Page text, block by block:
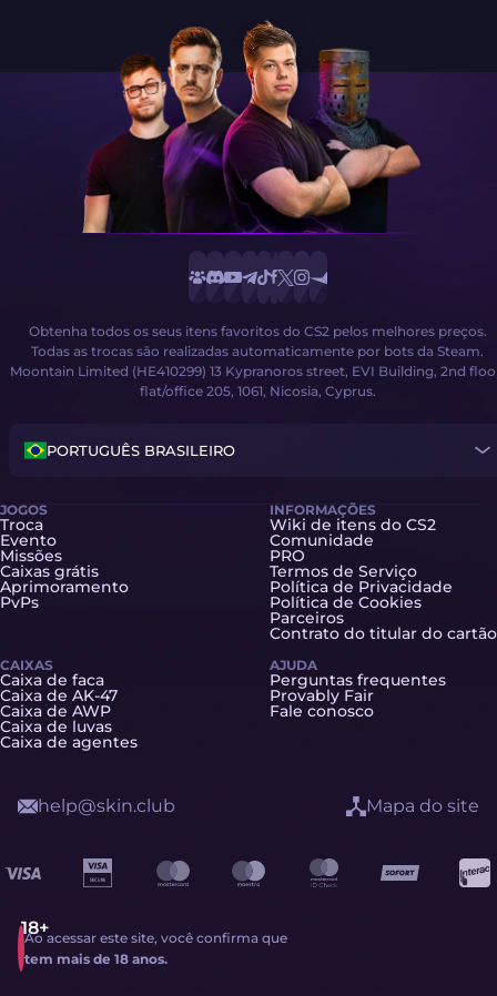
Obtenha todos os seus itens favoritos do CS2 pelos melhores preços.
Todas as trocas são realizadas automaticamente por bots da Steam.
Moontain Limited (HE410299) 13 Kypranoros street, EVI Building, 2nd
flat/office 205, 1061, Nicosia, Cyprus.
PORTUGUÊS BRASILEIRO
JOGOS
Troca
Evento
Missões
Caixas grátis
Aprimoramento
PvPs
CAIXAS
Caixa de faca
Caixa de AK-47
Caixa de AWP
Caixa de luvas
Caixa de agentes
INFORMAÇÕES
Wiki de itens do CS2
Comunidade
PRO
Termos de Serviço
Política de Privacidade
Política de Cookies
Parceiros
Contrato do titular do cartão
AJUDA
Perguntas frequentes
Provably Fair
Fale conosco
Ao acessar este site, você confirma que
tem mais de 18 anos.
help@skin.club Mapa do site